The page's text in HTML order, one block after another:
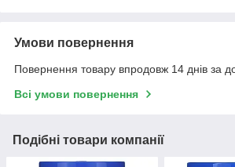
Умови повернення
Повернення товару впродовж 14 днів за
Всі умови повернення
Подібні товари компанії